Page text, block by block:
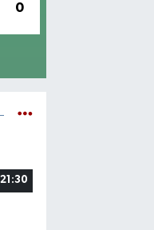
0
21:30